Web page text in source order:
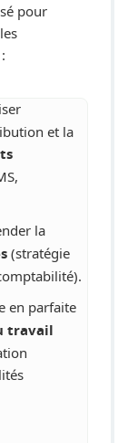
pour
et la
la
(stratégie
en parfaite
travail